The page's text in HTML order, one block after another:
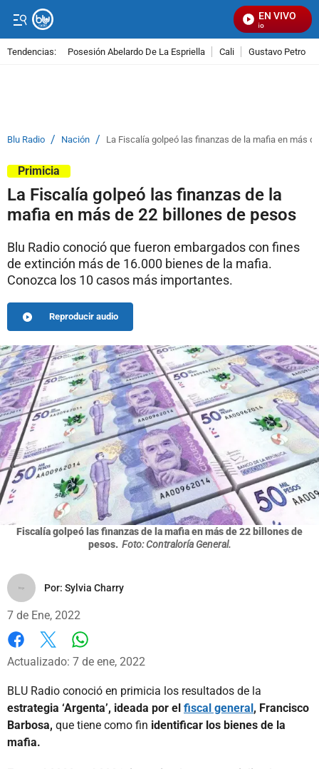
EN VIVO
Tendencias: Posesión Abelardo De La Espriella Cali Gustavo Petro
Blu Radio / Nación / La Fiscalía golpeó las finanzas de la mafia en más
Primicia
La Fiscalía golpeó las finanzas de la
mafia en más de 22 billones de pesos
Blu Radio conoció que fueron embargados con fines
de extinción más de 16.000 bienes de la mafia.
Conozca los 10 casos más importantes.
Reproducir audio
Fiscalía golpeó las finanzas de la mafia en más de 22 billones de
pesos. Foto: Contraloría General.
Por: Sylvia Charry
7 de Ene, 2022
Facebook
X
Actualizado: 7 de ene, 2022
BLU Radio conoció en primicia los resultados de la
estrategia ‘Argenta’, ideada por el fiscal general, Francisco
Barbosa, que tiene como fin identificar los bienes de la
mafia.